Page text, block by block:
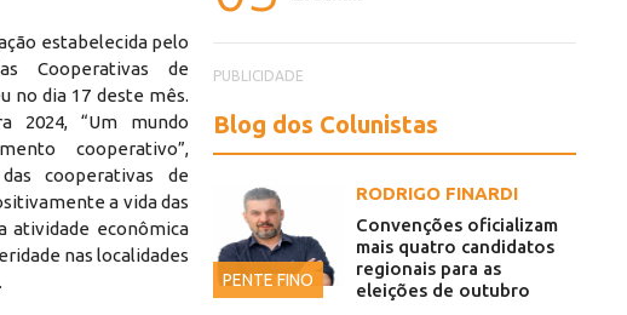
estabelecida pelo
Cooperativas de
no dia 17 deste mês.
2024, “Um mundo
cooperativo”,
cooperativas de
a vida das
atividade econômica
nas localidades
PUBLICIDADE
Blog dos Colunistas
PENTE FINO
RODRIGO FINARDI
Convenções oficializam
mais quatro candidatos
regionais para as
eleições de outubro